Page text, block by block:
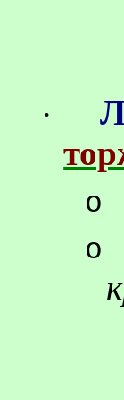
·
o
o